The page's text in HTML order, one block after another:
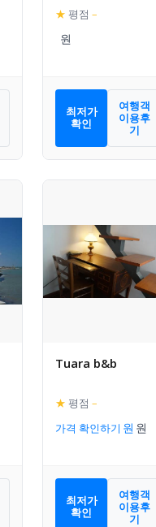
★ 평점 –
최저가
확인
여행객
이용후
기
Tuara b&b
★ 평점 –
가격 확인하기
최저가
확인
여행객
이용후
기